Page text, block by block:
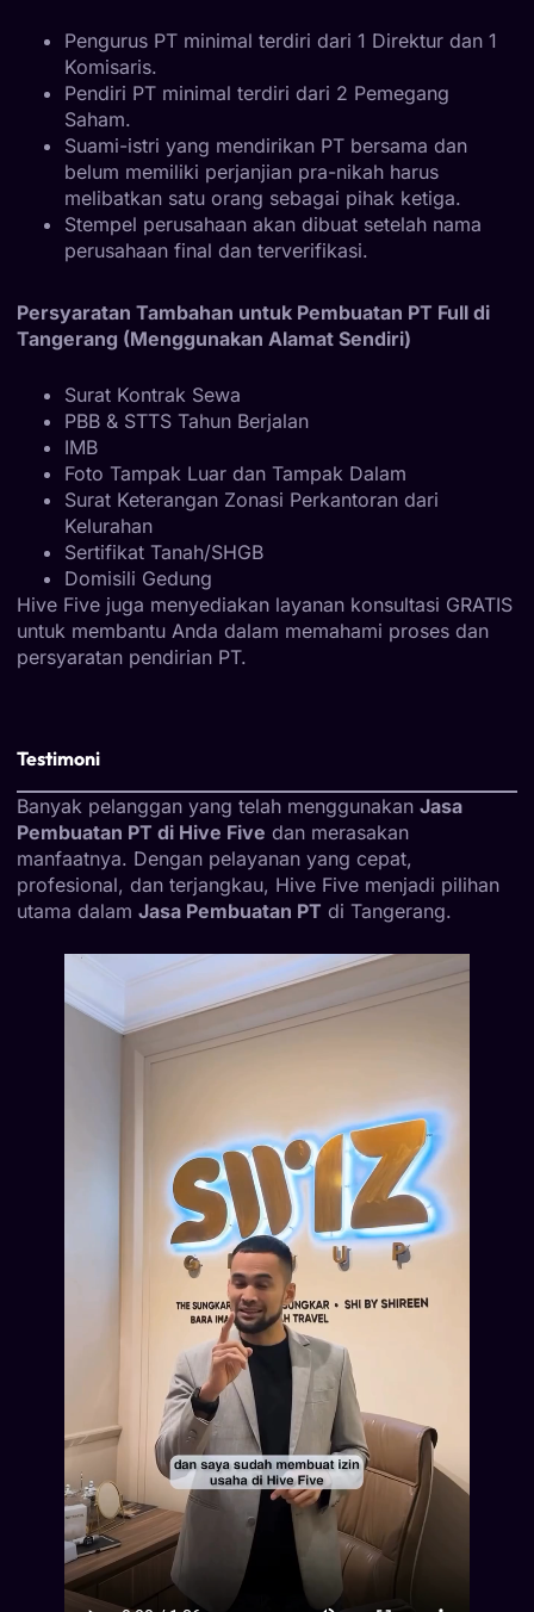
Pengurus PT minimal terdiri dari 1 Direktur dan 1
Komisaris.
Pendiri PT minimal terdiri dari 2 Pemegang
Saham.
Suami-istri yang mendirikan PT bersama dan
belum memiliki perjanjian pra-nikah harus
melibatkan satu orang sebagai pihak ketiga.
Stempel perusahaan akan dibuat setelah nama
perusahaan final dan terverifikasi.
Persyaratan Tambahan untuk Pembuatan PT Full di
Tangerang (Menggunakan Alamat Sendiri)
Surat Kontrak Sewa
PBB & STTS Tahun Berjalan
IMB
Foto Tampak Luar dan Tampak Dalam
Surat Keterangan Zonasi Perkantoran dari
Kelurahan
Sertifikat Tanah/SHGB
Domisili Gedung
Hive Five juga menyediakan layanan konsultasi GRATIS
untuk membantu Anda dalam memahami proses dan
persyaratan pendirian PT.
Testimoni
Banyak pelanggan yang telah menggunakan Jasa
Pembuatan PT di Hive Five dan merasakan
manfaatnya. Dengan pelayanan yang cepat,
profesional, dan terjangkau, Hive Five menjadi pilihan
utama dalam Jasa Pembuatan PT di Tangerang.